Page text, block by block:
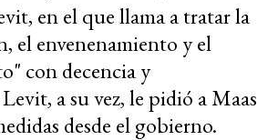
en el que llama a tratar la
el envenenamiento y el
con decencia y
a su vez, le pidió a Maas
desde el gobierno.